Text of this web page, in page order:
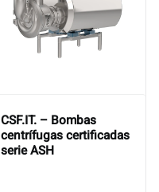
CSF.IT. – Bombas
centrífugas certificadas
serie ASH